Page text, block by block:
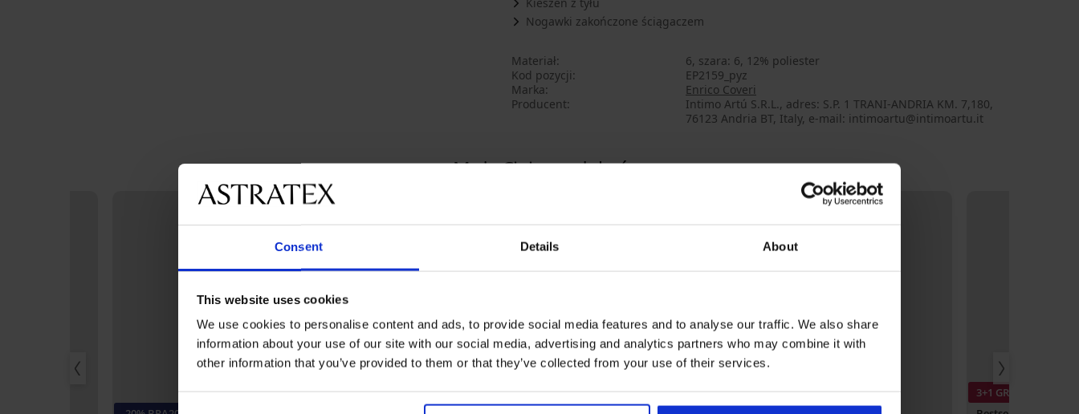
Consent Details About
This website uses cookies
We use cookies to personalise content and ads, to provide social media features and to analyse our traffic. We also share
information about your use of our site with our social media, advertising and analytics partners who may combine it with
other information that you’ve provided to them or that they’ve collected from your use of their services.
Nogawki zakończone ściągaczem
Materiał
6, szara: 6, 12% poliester
Kod pozycji
EP2159_pyz
Marka
Enrico Coveri
Producent
Intimo Artú S.R.L., adres: S.P. 1 TRANI-ANDRIA KM. 7,180,
76123 Andria BT, Italy, e-mail: intimoartu@intimoartu.it
Może Ci się spodobać
3+1 GRATIS
3+1 GRATIS